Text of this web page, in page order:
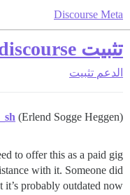
Discourse Meta
تثبيت discourse على kubernetes
الدعم تثبيت
(Erlend Sogge Heggen)
to offer this as a paid gig
with it. Someone did
probably outdated now: